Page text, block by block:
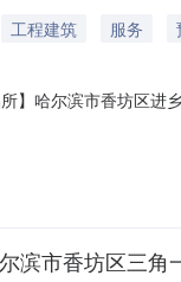
工程建筑 服务
所】哈尔滨市香坊区
滨市香坊区三